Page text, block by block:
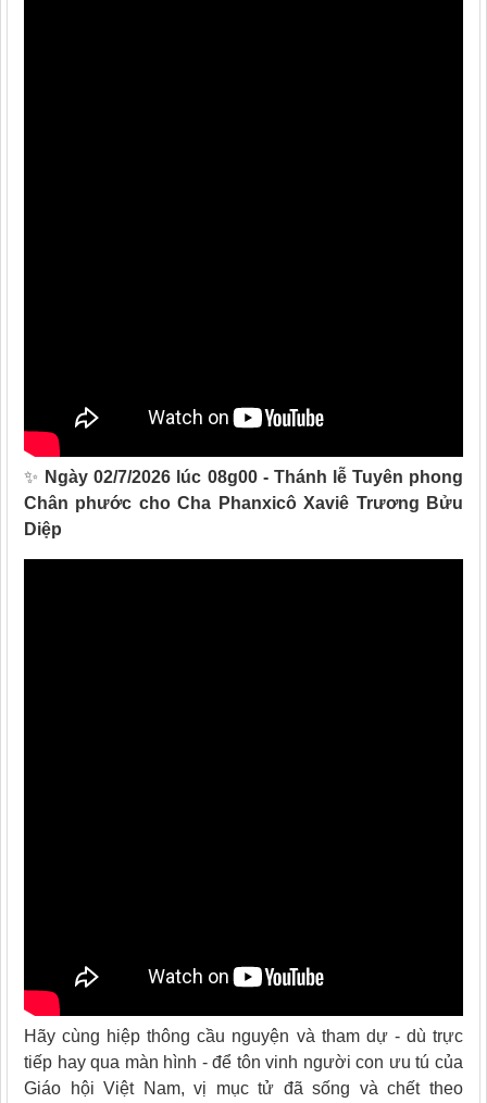
✨ Ngày 02/7/2026 lúc 08g00 - Thánh lễ Tuyên phong
Chân phước cho Cha Phanxicô Xaviê Trương Bửu
Diệp
Hãy cùng hiệp thông cầu nguyện và tham dự - dù trực
tiếp hay qua màn hình - để tôn vinh người con ưu tú của
Giáo hội Việt Nam, vị mục tử đã sống và chết theo